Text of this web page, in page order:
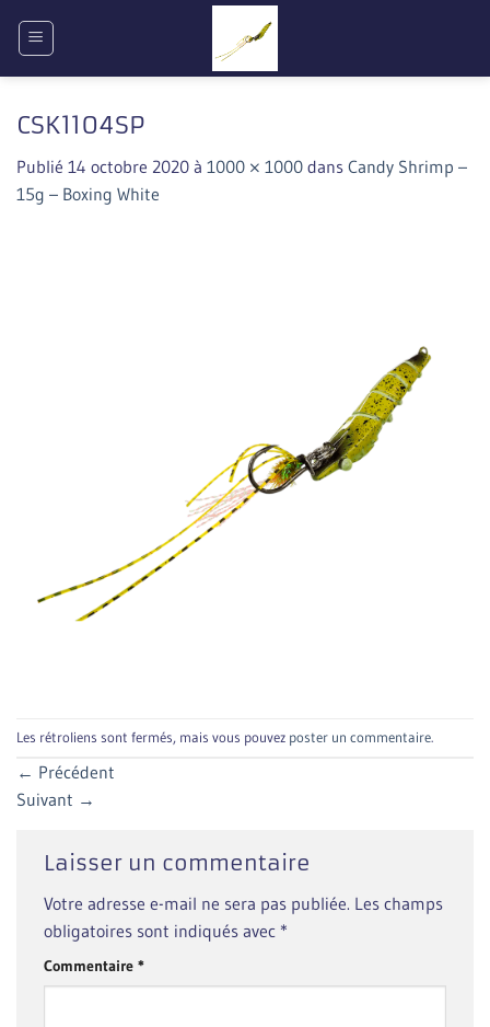
CSK1104SP
Publié 14 octobre 2020 à 1000 × 1000 dans Candy Shrimp –
15g – Boxing White
Les rétroliens sont fermés, mais vous pouvez poster un commentaire.
← Précédent
Suivant →
Laisser un commentaire
Votre adresse e-mail ne sera pas publiée. Les champs
obligatoires sont indiqués avec *
Commentaire *